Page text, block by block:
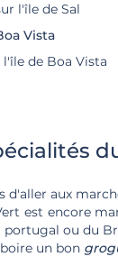
l'île de Sal
Vista
l'île de Boa Vista
d'aller aux
est encore
ou du
un bon